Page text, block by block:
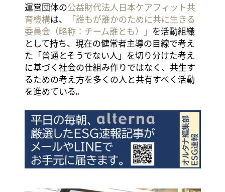
運営団体の公益財代法人日本ケアフィット共
育機構は、
「誰もが誰かのために共に生きる
委員会（略称：チーム誰とも）」 を活動組織
として持ち、現在の健常者主導の目線で考え
た「普通とそうでない人」を切り分けた考え
に基づく社会の仕組み作りではなく、共生す
るための考え方を多くの人と共有すべく活動
を進めている。